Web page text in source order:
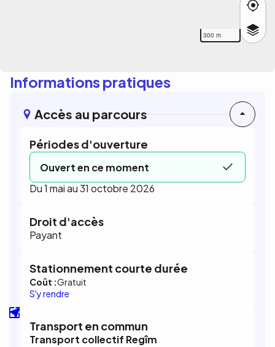
300 m
Informations pratiques
Accès au parcours
Périodes d'ouverture
Ouvert en ce moment
Du 1 mai au 31 octobre 2026
Droit d'accès
Payant
Stationnement courte durée
Coût :Gratuit
S'y rendre
Transport en commun
Transport collectif Regîm